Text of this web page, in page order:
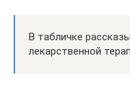
В табличке
лекарственной